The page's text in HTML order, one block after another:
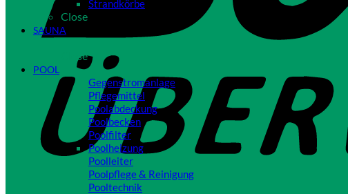
Strandkörbe
Close
SAUNA
Close
POOL
Gegenstromanlage
Pflegemittel
Poolabdeckung
Poolbecken
Poolfilter
Poolheizung
Poolleiter
Poolpflege & Reinigung
Pooltechnik